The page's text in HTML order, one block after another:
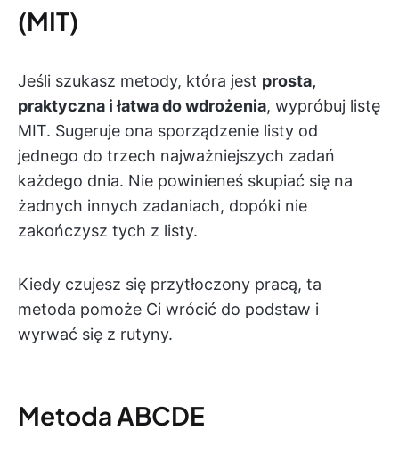
(MIT)
Jeśli szukasz metody, która jest prosta,
praktyczna i łatwa do wdrożenia, wypróbuj listę
MIT. Sugeruje ona sporządzenie listy od
jednego do trzech najważniejszych zadań
każdego dnia. Nie powinieneś skupiać się na
żadnych innych zadaniach, dopóki nie
zakończysz tych z listy.
Kiedy czujesz się przytłoczony pracą, ta
metoda pomoże Ci wrócić do podstaw i
wyrwać się z rutyny.
Metoda ABCDE